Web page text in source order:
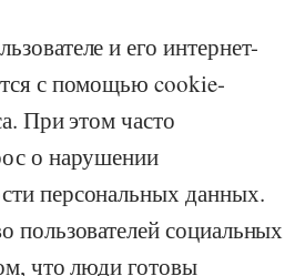
и его интернет-
с помощью cookie-
При этом часто
о нарушении
персональных данных.
пользователей социальных
что люди готовы